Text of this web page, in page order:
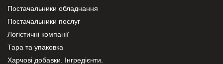
Постачальники обладнання
Постачальники послуг
Логістичні компанії
Тара та упаковка
Харчові добавки. Інгредієнти.